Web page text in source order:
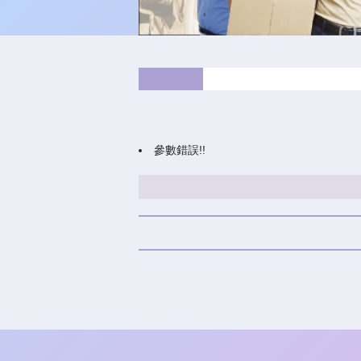
參數錯誤!!